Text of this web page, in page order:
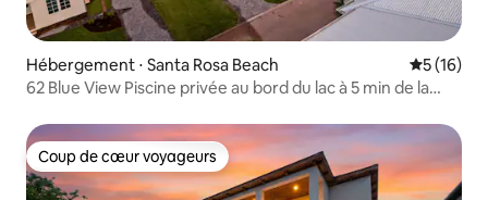
Hébergement ⋅ Santa Rosa Beach
5 (16)
62 Blue View Piscine privée au bord du lac à 5 min de la
Coup de cœur voyageurs
Coup de cœur voyageurs